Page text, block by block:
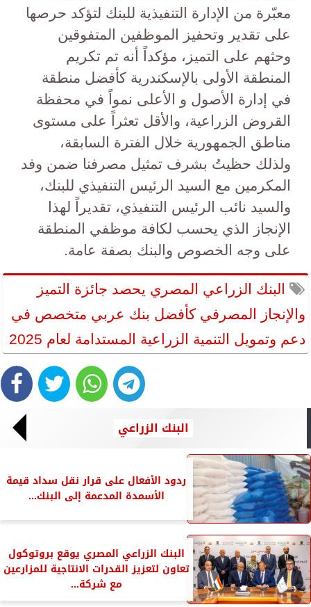
معبّرة من الإدارة التنفيذية للبنك لتؤكد حرصها
على تقدير وتحفيز الموظفين المتفوقين
وحثهم على التميز، مؤكداً أنه تم تكريم
المنطقة الأولى بالإسكندرية كأفضل منطقة
في إدارة الأصول و الأعلى نمواً في محفظة
القروض الزراعية، والأقل تعثراً على مستوى
مناطق الجمهورية خلال الفترة السابقة،
ولذلك حظيتُ بشرف تمثيل مصرفنا ضمن وفد
المكرمين مع السيد الرئيس التنفيذي للبنك،
والسيد نائب الرئيس التنفيذي، تقديراً لهذا
الإنجاز الذي يحسب لكافة موظفي المنطقة
على وجه الخصوص والبنك بصفة عامة.
البنك الزراعي المصري يحصد جائزة التميز
والإنجاز المصرفي كأفضل بنك عربي متخصص في
دعم وتمويل التنمية الزراعية المستدامة لعام 2025
البنك الزراعي
ردود الأفعال على قرار نقل سداد قيمة
الأسمدة المدعمة إلى البنك...
البنك الزراعي المصري يوقع بروتوكول
تعاون لتعزيز القدرات الانتاجية للمزارعين
مع شركة...